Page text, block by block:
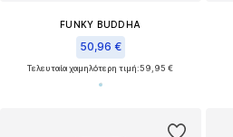
FUNKY BUDDHA
50,96 €
Τελευταία χαμηλότερη τιμή:59,95 €